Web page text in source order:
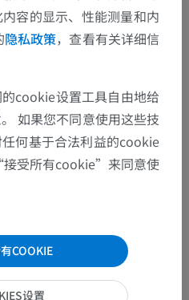
容的显示、性能测量和内
隐私政策，查看有关详细信
cookie设置工具自由地给
如果您不同意使用这些技
何基于合法利益的cookie
受所有cookie”来同意使
COOKIE
设置